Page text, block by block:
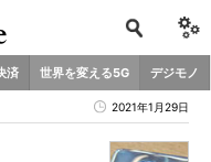
済 世界を変える5G デジモノ
2021年1月29日